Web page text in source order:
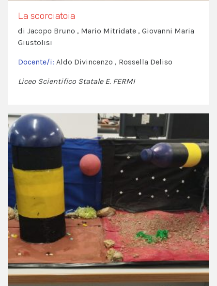
La scorciatoia
di Jacopo Bruno , Mario Mitridate , Giovanni Maria
Giustolisi
Docente/i: Aldo Divincenzo , Rossella Deliso
Liceo Scientifico Statale E. FERMI